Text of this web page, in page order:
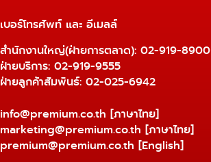
เบอร์โทรศัพท์ และ อีเมลล์
สำนักงานใหญ่(ฝ่ายการตลาด): 02-919-8900
ฝ่ายบริการ: 02-919-9555
ฝ่ายลูกค้าสัมพันธ์: 02-025-6942
info@premium.co.th [ภาษาไทย]
marketing@premium.co.th [ภาษาไทย]
premium@premium.co.th [English]